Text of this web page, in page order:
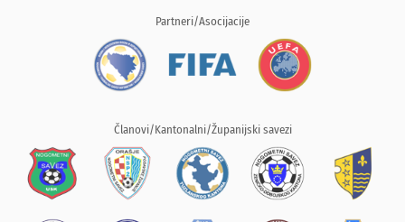
Partneri/Asocijacije
Članovi/Kantonalni/Županijski savezi